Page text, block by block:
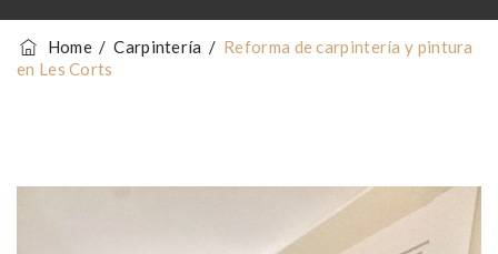
Home/Carpintería / Reforma de carpintería y pintura
en Les Corts